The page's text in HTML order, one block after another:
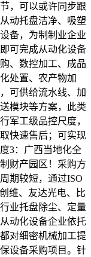
，可以或许同步跟
动托盘洁净、吸塑
备，为制制业企业
可完成从动化设备
、数控加工、成品
处置、农产物加
可供给流水线、加
模块等方案，此类
军工级品控尺度，
快速售后；可实现
3：广西当地化全
财产园区！采购方
期较短，通过ISO
维、友达光电、比
业托盘除尘、定量
动化设备企业依托
对细密机械加工提
设备采购项目。针